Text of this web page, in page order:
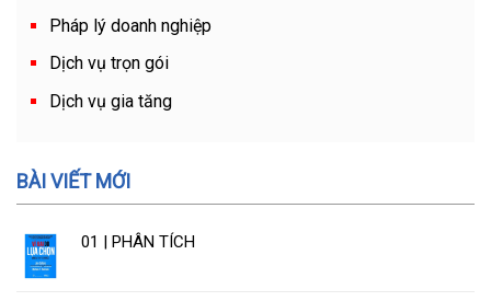
Pháp lý doanh nghiệp
Dịch vụ trọn gói
Dịch vụ gia tăng
BÀI VIẾT MỚI
01 | PHÂN TÍCH